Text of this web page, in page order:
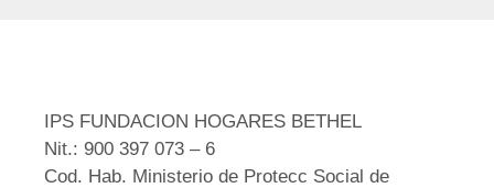
IPS FUNDACION HOGARES BETHEL
Nit.: 900 397 073 – 6
Cod. Hab. Ministerio de Protecc Social de